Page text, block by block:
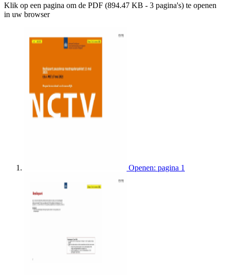
Klik op een pagina om de PDF (894.47 KB - 3 pagina's) te openen
in uw browser
Openen: pagina 1